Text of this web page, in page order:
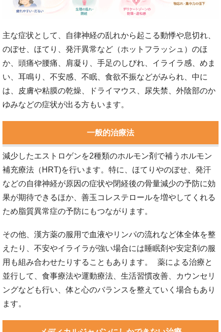
主な症状として、自律神経の乱れから起こる動悸や息切れ、
のぼせ、ほてり、発汗異常など（ホットフラッシュ）のほ
か、頭痛や腰痛、肩凝り、手足のしびれ、イライラ感、めま
い、耳鳴り、不安感、不眠、食欲不振などがみられ、中に
は、皮膚や粘膜の乾燥、ドライマウス、尿失禁、外陰部のか
ゆみなどの症状が出る方もいます。
一般的治療法
減少したエストロゲンを2種類のホルモン剤で補うホルモン
補充療法（HRT)を行います。特に、ほてりやのぼせ、発汗
などの自律神経が原因の症状や閉経後の骨量減少の予防に効
果が期待できるほか、善玉コレステロールを増やしてくれる
ため脂質異常症の予防にもつながります。
その他、漢方薬の服用で血液やリンパの流れなど体全体を整
えたり、不安やイライラが強い場合には睡眠剤や安定剤の服
用も組み合わせたりすることもあります。 薬による治療と
並行して、食事療法や運動療法、生活習慣改善、カウンセリ
ングなども行い、体と心のバランスを整えていく場合もあり
ます。